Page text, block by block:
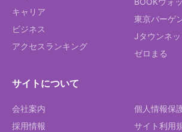
キャリア
ビジネス
アクセスランキング
東京バーゲ
Jタウンネッ
ゼロまる
サイトについて
会社案内
採用情報
個人情報保
サイト利用